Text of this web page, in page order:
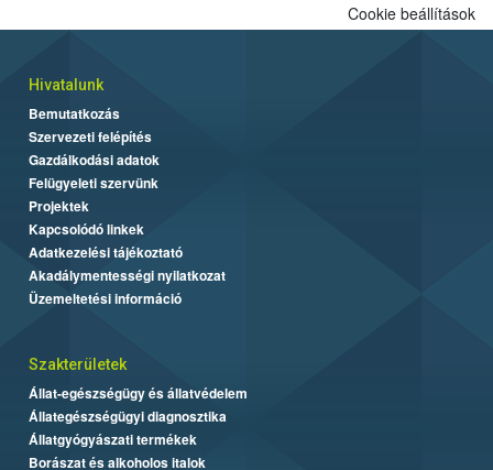
Cookie beállítások
Hivatalunk
Bemutatkozás
Szervezeti felépítés
Gazdálkodási adatok
Felügyeleti szervünk
Projektek
Kapcsolódó linkek
Adatkezelési tájékoztató
Akadálymentességi nyilatkozat
Üzemeltetési információ
Szakterületek
Állat-egészségügy és állatvédelem
Állategészségügyi diagnosztika
Állatgyógyászati termékek
Borászat és alkoholos italok